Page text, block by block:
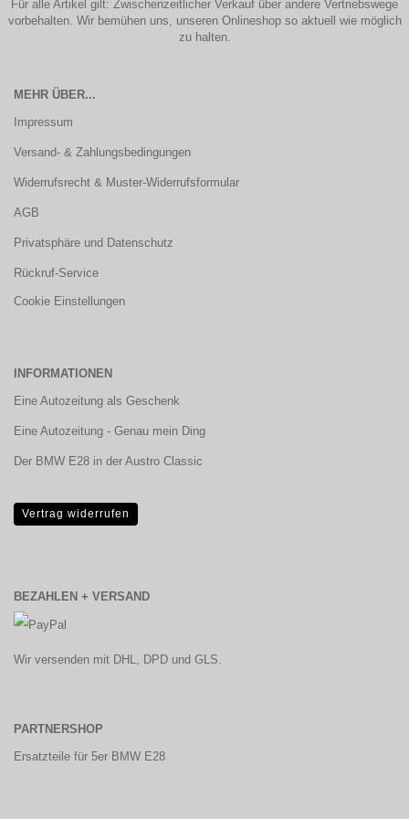
Für alle Artikel gilt: Zwischenzeitlicher Verkauf über andere Vertriebswege
vorbehalten. Wir bemühen uns, unseren Onlineshop so aktuell wie möglich
zu halten.
MEHR ÜBER...
Impressum
Versand- & Zahlungsbedingungen
Widerrufsrecht & Muster-Widerrufsformular
AGB
Privatsphäre und Datenschutz
Rückruf-Service
Cookie Einstellungen
INFORMATIONEN
Eine Autozeitung als Geschenk
Eine Autozeitung - Genau mein Ding
Der BMW E28 in der Austro Classic
Vertrag widerrufen
BEZAHLEN + VERSAND
Wir versenden mit DHL, DPD und GLS.
PARTNERSHOP
Ersatzteile für 5er BMW E28